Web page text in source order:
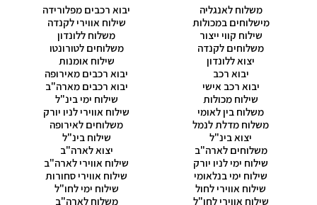
משלוח לאנגליה
יבוא רכבים מפלורידה
מישלוחים במכולות
שילוח אווירי לקנדה
שילוח קווי ייצור
משלוח ללונדון
משלוחים לקנדה
משלוחים לטורונטו
יצוא ללונדון
שילוח אומנות
יבוא רכב
יבוא רכבים מאירופה
יבוא רכב אישי
יבוא רכבים מארה"ב
שילוח מכולות
שילוח ימי בינ"ל
משלוח בין לאומי
שילוח אווירי לניו יורק
משלוח מדלת לנמל
משלוחים לאירופה
יצוא בינ"ל
שילוח בינ"ל
משלוחים לארה"ב
יצוא לארה"ב
שילוח ימי לניו יורק
שילוח אווירי לארה"ב
שילוח ימי בנלאומי
שילוח אווירי סחורות
שילוח אווירי לחול
שילוח ימי לחו"ל
שילוח אווירי לחו"ל
משלוח לארה"ב